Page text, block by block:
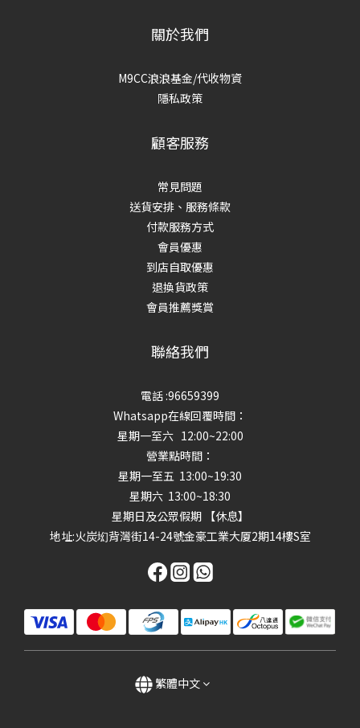
關於我們
M9CC浪浪基金/代收物資
隱私政策
顧客服務
常見問題
送貨安排、服務條款
付款服務方式
會員優惠
到店自取優惠
退換貨政策
會員推薦獎賞
聯絡我們
電話 :96659399
Whatsapp在線回覆時間：
星期一至六 12:00~22:00
營業點時間：
星期一至五 13:00~19:30
星期六 13:00~18:30
星期日及公眾假期 【休息】
地址:火炭㘭背灣街14-24號金豪工業大厦2期14樓S室
繁體中文